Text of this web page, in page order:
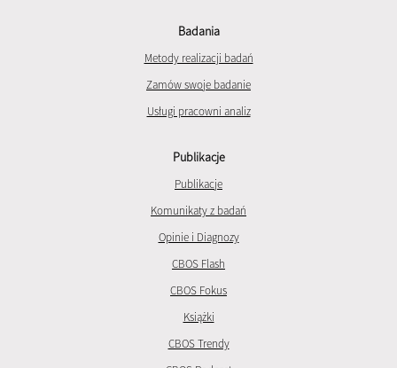
Badania
Metody realizacji badań
Zamów swoje badanie
Usługi pracowni analiz
Publikacje
Publikacje
Komunikaty z badań
Opinie i Diagnozy
CBOS Flash
CBOS Fokus
Książki
CBOS Trendy